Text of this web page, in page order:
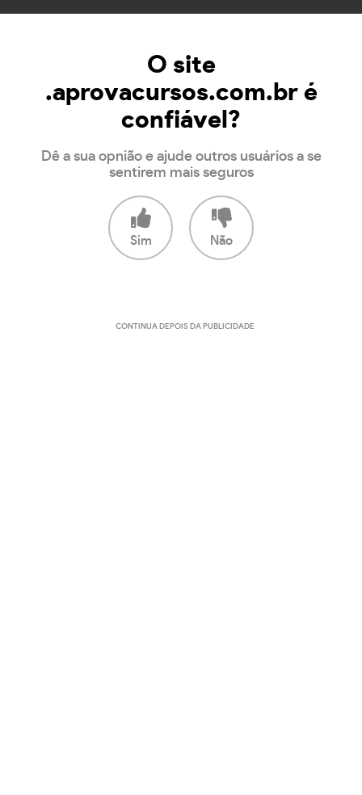
O site
.aprovacursos.com.br é
confiável?
Dê a sua opnião e ajude outros usuários a se
sentirem mais seguros
Sim Não
CONTINUA DEPOIS DA PUBLICIDADE